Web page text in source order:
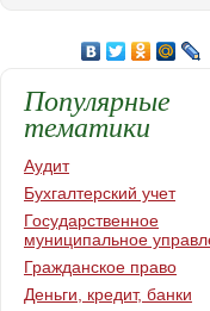
Популярные
тематики
Аудит
Бухгалтерский учет
Государственное
муниципальное
Гражданское право
Деньги, кредит, банки